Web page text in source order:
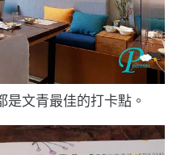
文青最佳的打卡點。